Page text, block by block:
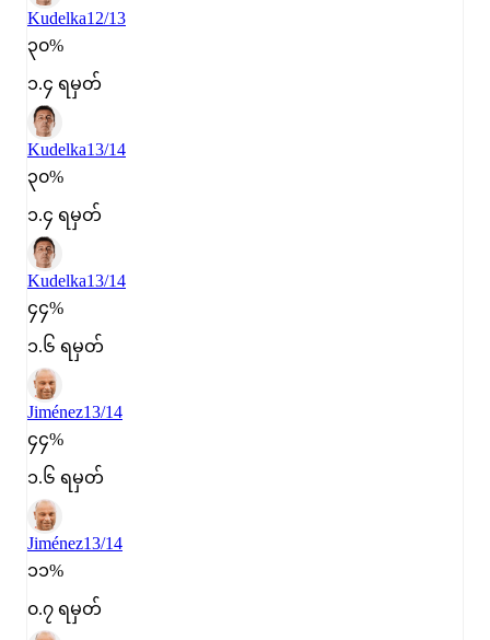
Kudelka12/13
၃၀%
၁.၄ ရမှတ်
Kudelka13/14
၃၀%
၁.၄ ရမှတ်
Kudelka13/14
၄၄%
၁.၆ ရမှတ်
Jiménez13/14
၄၄%
၁.၆ ရမှတ်
Jiménez13/14
၁၁%
၀.၇ ရမှတ်